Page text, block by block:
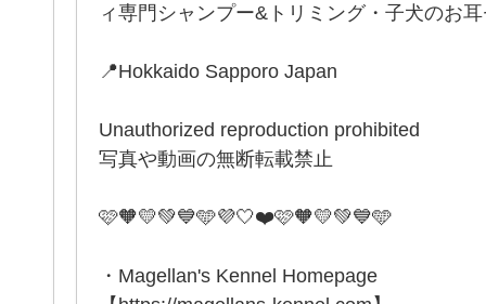
ィ専門シャンプー&トリミング・子犬のお
📍Hokkaido Sapporo Japan
Unauthorized reproduction prohibited
写真や動画の無断転載禁止
🩷🧡💛💚💙🩵💜🤍❤️🩷🧡💛💚💙🩵
・Magellan's Kennel Homepage